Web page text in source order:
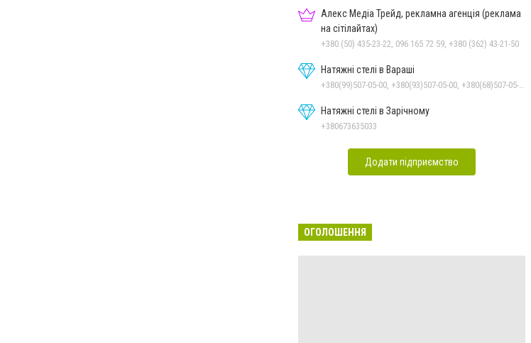
Алекс Медіа Трейд, рекламна агенція (реклама
на сітілайтах)
+380 (50) 435-23-22, 096 165 72 59, +380 (362) 43-21-50
Натяжні стелі в Вараші
+380(99)507-05-00, +380(93)507-05-00, +380(68)507-05-00
Натяжні стелі в Зарічному
+380673635033
Додати підприємство
ОГОЛОШЕННЯ